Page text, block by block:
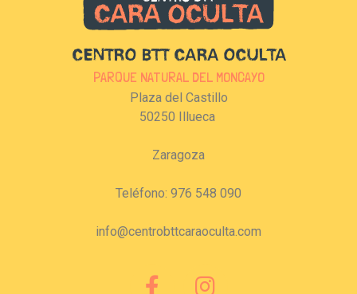
CENTRO BTT CARA OCULTA
PARQUE NATURAL DEL MONCAYO
Plaza del Castillo
50250 Illueca
Zaragoza
Teléfono: 976 548 090
info@centrobttcaraoculta.com